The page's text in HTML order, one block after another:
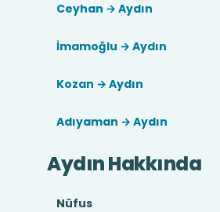
Ceyhan → Aydın
İmamoğlu → Aydın
Kozan → Aydın
Adıyaman → Aydın
Aydın Hakkında
Nüfus